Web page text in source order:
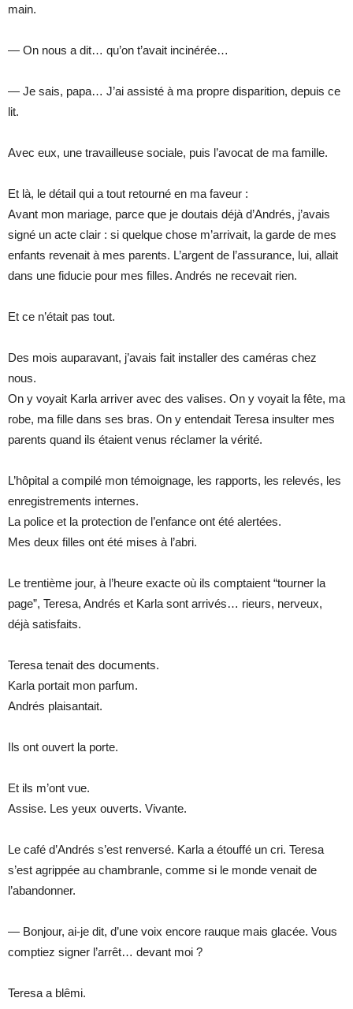
main.
— On nous a dit… qu’on t’avait incinérée…
— Je sais, papa… J’ai assisté à ma propre disparition, depuis ce
lit.
Avec eux, une travailleuse sociale, puis l’avocat de ma famille.
Et là, le détail qui a tout retourné en ma faveur :
Avant mon mariage, parce que je doutais déjà d’Andrés, j’avais
signé un acte clair : si quelque chose m’arrivait, la garde de mes
enfants revenait à mes parents. L’argent de l’assurance, lui, allait
dans une fiducie pour mes filles. Andrés ne recevait rien.
Et ce n’était pas tout.
Des mois auparavant, j’avais fait installer des caméras chez
nous.
On y voyait Karla arriver avec des valises. On y voyait la fête, ma
robe, ma fille dans ses bras. On y entendait Teresa insulter mes
parents quand ils étaient venus réclamer la vérité.
L’hôpital a compilé mon témoignage, les rapports, les relevés, les
enregistrements internes.
La police et la protection de l’enfance ont été alertées.
Mes deux filles ont été mises à l’abri.
Le trentième jour, à l’heure exacte où ils comptaient “tourner la
page”, Teresa, Andrés et Karla sont arrivés… rieurs, nerveux,
déjà satisfaits.
Teresa tenait des documents.
Karla portait mon parfum.
Andrés plaisantait.
Ils ont ouvert la porte.
Et ils m’ont vue.
Assise. Les yeux ouverts. Vivante.
Le café d’Andrés s’est renversé. Karla a étouffé un cri. Teresa
s’est agrippée au chambranle, comme si le monde venait de
l’abandonner.
— Bonjour, ai-je dit, d’une voix encore rauque mais glacée. Vous
comptiez signer l’arrêt… devant moi ?
Teresa a blêmi.